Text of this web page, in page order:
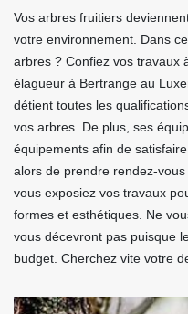
Vos arbres fruitiers
votre environnement. Dans
arbres ? Confiez vos travaux
élagueur à Bertrange au
détient toutes les
vos arbres. De plus, ses
équipements afin de
alors de prendre rendez-
vous exposiez vos travaux
formes et esthétiques. Ne
vous décevront pas puisque
budget. Cherchez vite votre